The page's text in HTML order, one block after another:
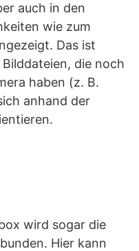
auch in den
wie zum
Das ist
die noch
haben (z. B.
anhand der
wird sogar die
Hier kann